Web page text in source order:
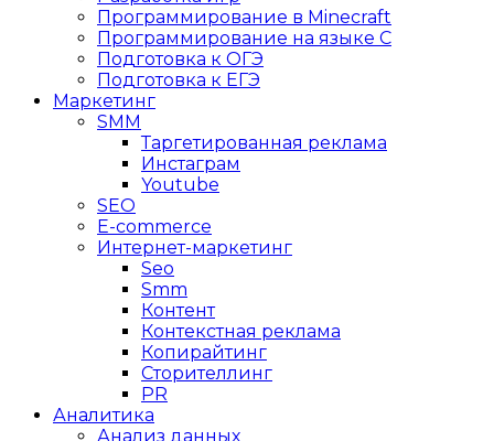
Программирование в Minecraft
Программирование на языке C
Подготовка к ОГЭ
Подготовка к ЕГЭ
Маркетинг
SMM
Таргетированная реклама
Инстаграм
Youtube
SEO
E-сommerce
Интернет-маркетинг
Seo
Smm
Контент
Контекстная реклама
Копирайтинг
Сторителлинг
PR
Аналитика
Анализ данных